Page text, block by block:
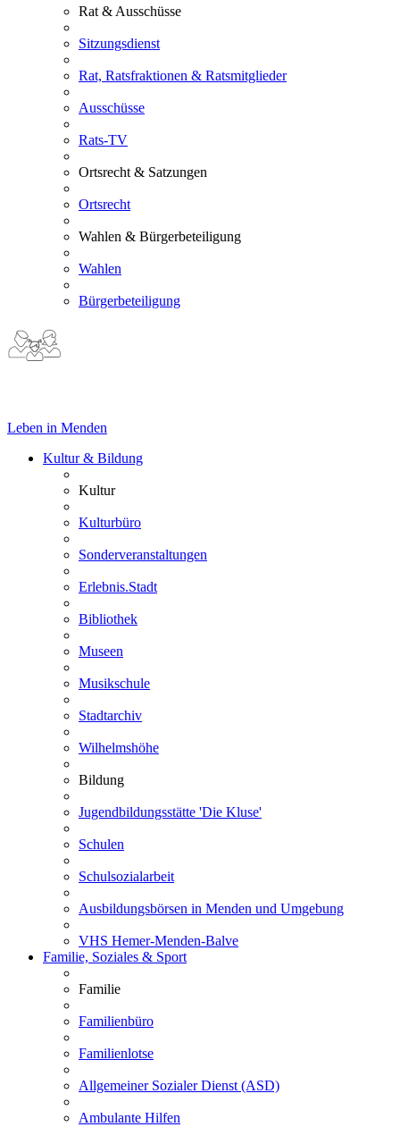
Rat & Ausschüsse
Sitzungsdienst
Rat, Ratsfraktionen & Ratsmitglieder
Ausschüsse
Rats-TV
Ortsrecht & Satzungen
Ortsrecht
Wahlen & Bürgerbeteiligung
Wahlen
Bürgerbeteiligung
Leben in Menden
Kultur & Bildung
Kultur
Kulturbüro
Sonderveranstaltungen
Erlebnis.Stadt
Bibliothek
Museen
Musikschule
Stadtarchiv
Wilhelmshöhe
Bildung
Jugendbildungsstätte 'Die Kluse'
Schulen
Schulsozialarbeit
Ausbildungsbörsen in Menden und Umgebung
VHS Hemer-Menden-Balve
Familie, Soziales & Sport
Familie
Familienbüro
Familienlotse
Allgemeiner Sozialer Dienst (ASD)
Ambulante Hilfen